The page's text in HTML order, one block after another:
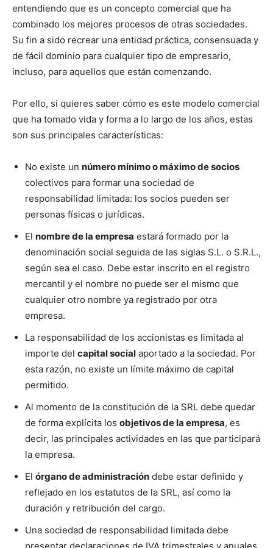
entendiendo que es un concepto comercial que ha
combinado los mejores procesos de otras sociedades.
Su fin a sido recrear una entidad práctica, consensuada y
de fácil dominio para cualquier tipo de empresario,
incluso, para aquellos que están comenzando.
Por ello, si quieres saber cómo es este modelo comercial
que ha tomado vida y forma a lo largo de los años, estas
son sus principales características:
No existe un número mínimo o máximo de socios
colectivos para formar una sociedad de
responsabilidad limitada: los socios pueden ser
personas físicas o jurídicas.
El nombre de la empresa estará formado por la
denominación social seguida de las siglas S.L. o S.R.L.,
según sea el caso. Debe estar inscrito en el registro
mercantil y el nombre no puede ser el mismo que
cualquier otro nombre ya registrado por otra
empresa.
La responsabilidad de los accionistas es limitada al
importe del capital social aportado a la sociedad. Por
esta razón, no existe un límite máximo de capital
permitido.
Al momento de la constitución de la SRL debe quedar
de forma explícita los objetivos de la empresa, es
decir, las principales actividades en las que participará
la empresa.
El órgano de administración debe estar definido y
reflejado en los estatutos de la SRL, así como la
duración y retribución del cargo.
Una sociedad de responsabilidad limitada debe